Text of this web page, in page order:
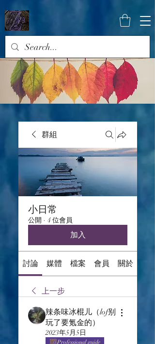
群組
小日常
公開 · 4 位會員
加入
討論 媒體 檔案 會員 關於
上一步
辣条味冰棍儿（lof别
玩了要氪金的）
2023年5月5日
Professional guide